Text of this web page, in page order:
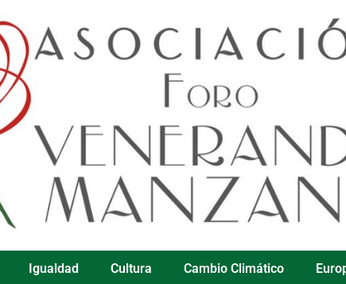
Igualdad Cultura Cambio Climático